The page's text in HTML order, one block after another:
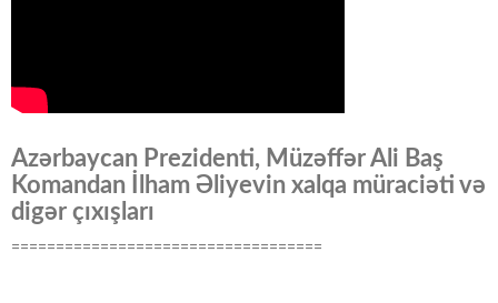
Azərbaycan Prezidenti, Müzəffər Ali Baş
Komandan İlham Əliyevin xalqa müraciəti və
digər çıxışları
===================================